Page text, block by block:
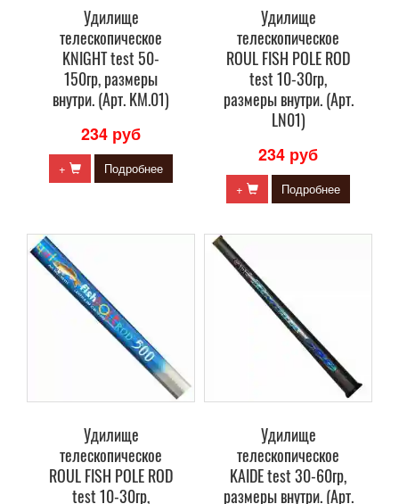
Удилище
телескопическое
KNIGHT test 50-
150гр, размеры
внутри. (Арт. KM.01)
234 руб
+ Подробнее
Удилище
телескопическое
ROUL FISH POLE ROD
test 10-30гр,
размеры внутри. (Арт.
LN01)
234 руб
+ Подробнее
Удилище
телескопическое
ROUL FISH POLE ROD
test 10-30гр,
Удилище
телескопическое
KAIDE test 30-60гр,
размеры внутри. (Арт.